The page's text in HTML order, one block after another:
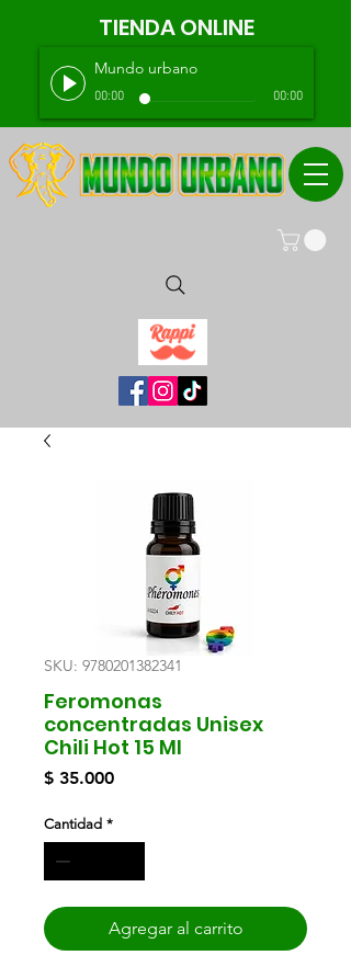
TIENDA ONLINE
Mundo urbano
00:00 00:00
SKU: 9780201382341
Feromonas
concentradas Unisex
Chili Hot 15 Ml
$ 35.000Precio
Cantidad *
Agregar al carrito